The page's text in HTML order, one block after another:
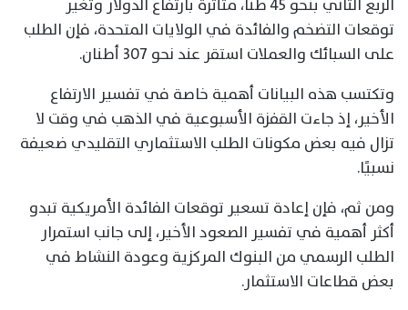
توقعات التضخم والفائدة في الولايات المتحدة، فإن الطلب
على السبائك والعملات استقر عند نحو 307 أطنان.
وتكتسب هذه البيانات أهمية خاصة في تفسير الارتفاع
الأخير، إذ جاءت القفزة الأسبوعية في الذهب في وقت لا
تزال فيه بعض مكونات الطلب الاستثماري التقليدي ضعيفة
نسبيًا.
ومن ثم، فإن إعادة تسعير توقعات الفائدة الأمريكية تبدو
أكثر أهمية في تفسير الصعود الأخير، إلى جانب استمرار
الطلب الرسمي من البنوك المركزية وعودة النشاط في
بعض قطاعات الاستثمار.